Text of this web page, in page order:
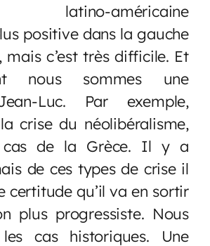
latino-américaine
positive dans la gauche
mais c’est très difficile. Et
nous sommes une
Luc. Par exemple,
crise du néolibéralisme,
cas de la Grèce. Il y a
de ces types de crise il
certitude qu’il va en sortir
plus progressiste. Nous
les cas historiques. Une